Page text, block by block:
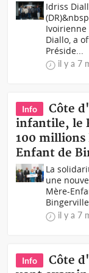
Idriss
Ivoirienne
Diallo, a
Préside...
il y a 7
Info
Côte
infantile, le
100 millions
Enfant de
La
une
Mère-
il y a 7
Info
Côte